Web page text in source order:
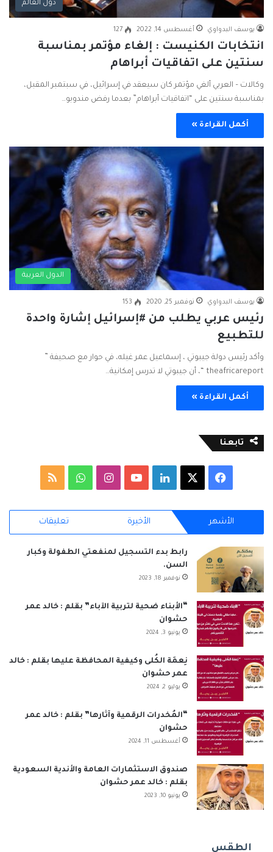
دول العالم
يوسف البدواوي أغسطس 14, 2022 127
انتخابات الكنيست : إلغاء مؤتمر بمناسبة
سنتين على اتفاقيات أبراهام
وكالات – العربي ألغي مؤتمر كان سيعقد في إسرائيل، في سبتمبر المقبل،
بمناسبة سنتين على “اتفاقيات أبراهام” بعدما رفض مندوبو…
أكمل القراءة »
الدول العربية
يوسف البدواوي نوفمبر 25, 2020 153
رئيس عربي يطلب من #إسرائيل إشارة واحدة
للتطبيع
وأكد رئيس دولة جيبوتي ، إسماعيل عمر غيله، في حوار مع صحيفة ”
theafricareport “، أن جيبوتي لا تدرس إمكانية…
أكمل القراءة »
تابعنا
س
ب
و
ك
ك
د
ن
o
u ت س
خ
ص
S
الأشهر الأخيرة تعليقات
رابط بدء التسجيل لمنفعتي الطفولة وكبار
السن.
نوفمبر 18, 2023
“الأبناء ضحية لتربية الآباء” بقلم : خالد عمر
حشوان
يونيو 3, 2024
نِعمَة الكُلى وكيفية المحافظة عليها بقلم : خالد
عمر حشوان
يوليو 2, 2024
“المُخدرات الرقمية وآثارها” بقلم : خالد عمر
حشوان
أغسطس 11, 2024
صندوق الاستثمارات العامة والأندية السعودية
بقلم : خالد عمر حشوان
يونيو 10, 2023
الطقس